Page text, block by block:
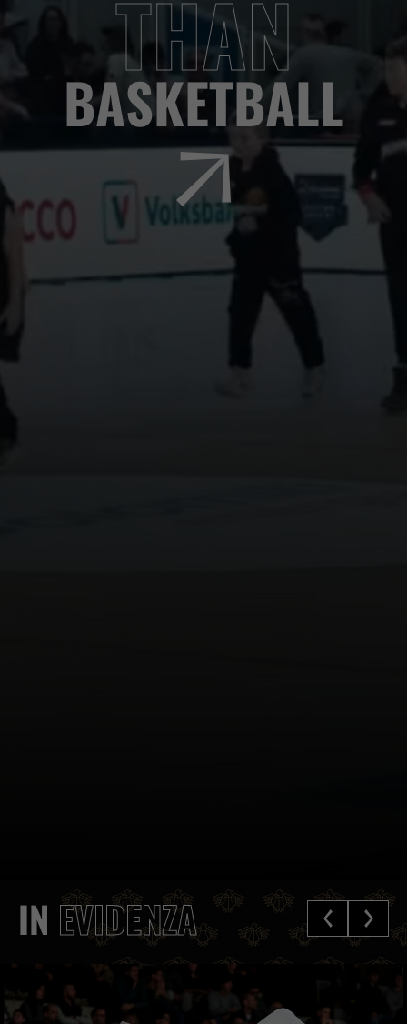
THAN
BASKETBALL
IN EVIDENZA